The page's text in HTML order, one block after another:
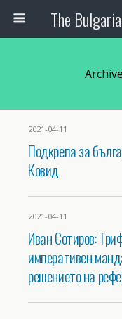
2021-04-11
Подкрепа за
Ковид
2021-04-11
Иван Сотиров:
императивен
решението на